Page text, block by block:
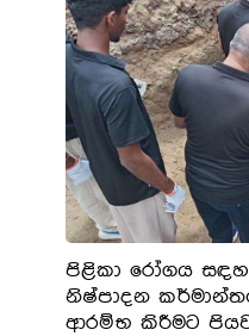
පිළිකා රෝගය
නිෂ්පාදන
ආරම්භ කිරීමට